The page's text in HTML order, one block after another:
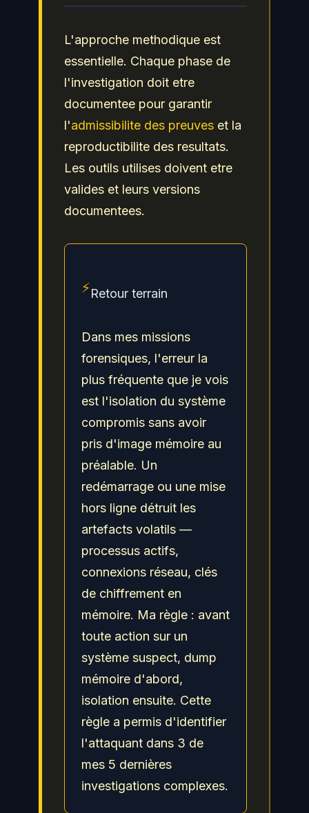
L'approche methodique est
essentielle. Chaque phase de
l'investigation doit etre
documentee pour garantir
l'admissibilite des preuves et la
reproductibilite des resultats.
Les outils utilises doivent etre
valides et leurs versions
documentees.
⚡Retour terrain
Dans mes missions
forensiques, l'erreur la
plus fréquente que je vois
est l'isolation du système
compromis sans avoir
pris d'image mémoire au
préalable. Un
redémarrage ou une mise
hors ligne détruit les
artefacts volatils —
processus actifs,
connexions réseau, clés
de chiffrement en
mémoire. Ma règle : avant
toute action sur un
système suspect, dump
mémoire d'abord,
isolation ensuite. Cette
règle a permis d'identifier
l'attaquant dans 3 de
mes 5 dernières
investigations complexes.